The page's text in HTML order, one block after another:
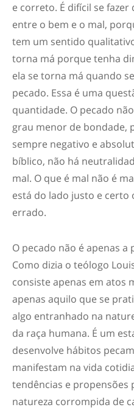
e correto. É difícil se
entre o bem e o mal,
tem um sentido
torna má porque tenha
ela se torna má quando
pecado. Essa é uma
quantidade. O pecado
grau menor de bondade,
sempre negativo e
bíblico, não há
mal. O que é mal não é
está do lado justo e certo
errado.
O pecado não é apenas
Como dizia o teólogo
consiste apenas em atos
apenas aquilo que se
algo entranhado na
da raça humana. É um
desenvolve hábitos
manifestam na vida
tendências e propensões
natureza corrompida de